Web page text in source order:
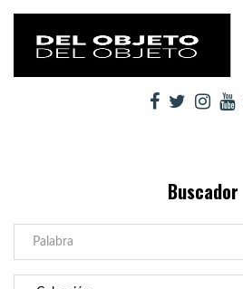
Buscador